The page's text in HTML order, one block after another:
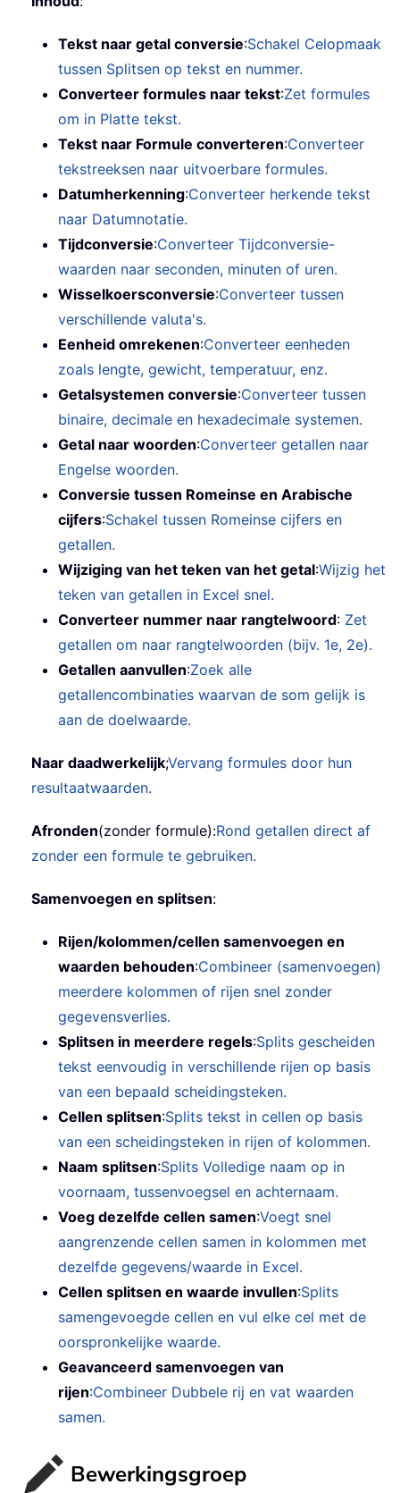
Tekst naar getal conversie:Schakel Celopmaak
tussen Splitsen op tekst en nummer.
Converteer formules naar tekst:Zet formules
om in Platte tekst.
Tekst naar Formule converteren:Converteer
tekstreeksen naar uitvoerbare formules.
Datumherkenning:Converteer herkende tekst
naar Datumnotatie.
Tijdconversie:Converteer Tijdconversie-
waarden naar seconden, minuten of uren.
Wisselkoersconversie:Converteer tussen
verschillende valuta's.
Eenheid omrekenen:Converteer eenheden
zoals lengte, gewicht, temperatuur, enz.
Getalsystemen conversie:Converteer tussen
binaire, decimale en hexadecimale systemen.
Getal naar woorden:Converteer getallen naar
Engelse woorden.
Conversie tussen Romeinse en Arabische
cijfers:Schakel tussen Romeinse cijfers en
getallen.
Wijziging van het teken van het getal:Wijzig het
teken van getallen in Excel snel.
Converteer nummer naar rangtelwoord: Zet
getallen om naar rangtelwoorden (bijv. 1e, 2e).
Getallen aanvullen:Zoek alle
getallencombinaties waarvan de som gelijk is
aan de doelwaarde.
Naar daadwerkelijk;Vervang formules door hun
resultaatwaarden.
Afronden(zonder formule):Rond getallen direct af
zonder een formule te gebruiken.
Samenvoegen en splitsen:
Rijen/kolommen/cellen samenvoegen en
waarden behouden:Combineer (samenvoegen)
meerdere kolommen of rijen snel zonder
gegevensverlies.
Splitsen in meerdere regels:Splits gescheiden
tekst eenvoudig in verschillende rijen op basis
van een bepaald scheidingsteken.
Cellen splitsen:Splits tekst in cellen op basis
van een scheidingsteken in rijen of kolommen.
Naam splitsen:Splits Volledige naam op in
voornaam, tussenvoegsel en achternaam.
Voeg dezelfde cellen samen:Voegt snel
aangrenzende cellen samen in kolommen met
dezelfde gegevens/waarde in Excel.
Cellen splitsen en waarde invullen:Splits
samengevoegde cellen en vul elke cel met de
oorspronkelijke waarde.
Geavanceerd samenvoegen van
rijen:Combineer Dubbele rij en vat waarden
samen.
Bewerkingsgroep